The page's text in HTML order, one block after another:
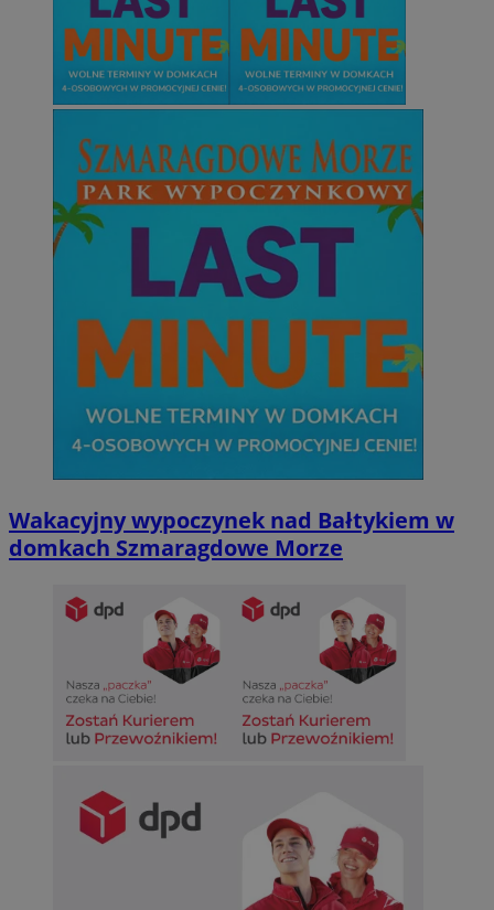
Wakacyjny wypoczynek nad Bałtykiem w
domkach Szmaragdowe Morze